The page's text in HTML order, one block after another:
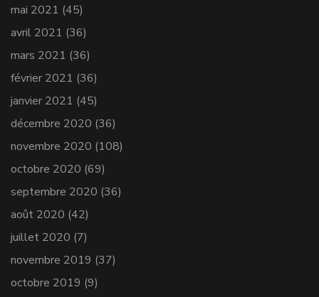
mai 2021 (45)
avril 2021 (36)
mars 2021 (36)
février 2021 (36)
janvier 2021 (45)
décembre 2020 (36)
novembre 2020 (108)
octobre 2020 (69)
septembre 2020 (36)
août 2020 (42)
juillet 2020 (7)
novembre 2019 (37)
octobre 2019 (9)